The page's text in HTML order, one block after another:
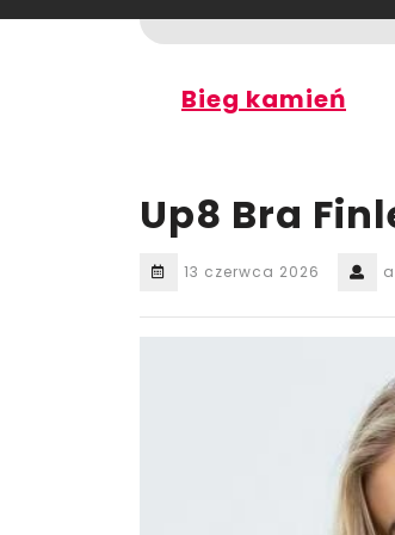
Bieg kamień
Up8 Bra
13 czerwca 2026